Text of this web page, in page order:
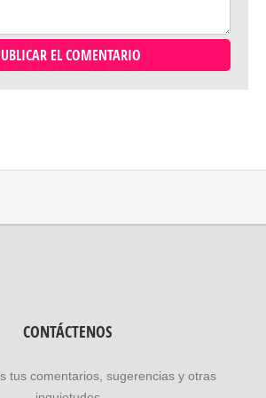
CONTÁCTENOS
tus comentarios, sugerencias y otras